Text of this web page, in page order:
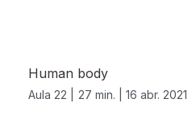
Human body
Aula 22 | 27 min. | 16 abr. 2021